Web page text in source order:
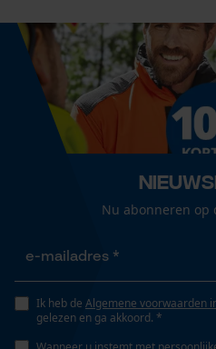
Nu abonneren op
Ik heb de Algemene voorwaarden
gelezen en ga akkoord. *